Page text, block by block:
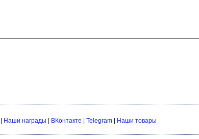
Наши награды ВКонтакте Telegram Наши товары